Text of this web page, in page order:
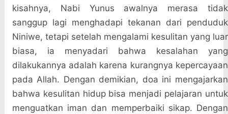
kisahnya, Nabi Yunus awalnya merasa tidak
sanggup lagi menghadapi tekanan dari penduduk
Niniwe, tetapi setelah mengalami kesulitan yang luar
biasa, ia menyadari bahwa kesalahan yang
dilakukannya adalah karena kurangnya kepercayaan
pada Allah. Dengan demikian, doa ini mengajarkan
bahwa kesulitan hidup bisa menjadi pelajaran untuk
menguatkan iman dan memperbaiki sikap. Dengan